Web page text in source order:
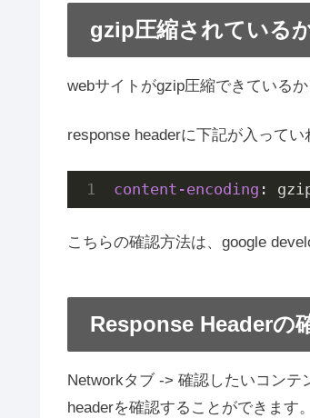
gzip圧縮されている
webサイトがgzip圧縮できている
response headerに下記が入ってい
content-encoding :
こちらの確認方法は、google
Response Headerの
Networkタブ -> 確認したいコン
headerを確認することができます。